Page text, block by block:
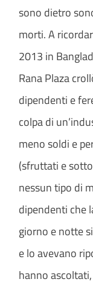
sono dietro
morti. A
2013 in
Rana Plaza
dipendenti e
colpa di
meno soldi e
(sfruttati e
nessun tipo di
dipendenti che
giorno e notte
e lo avevano
hanno